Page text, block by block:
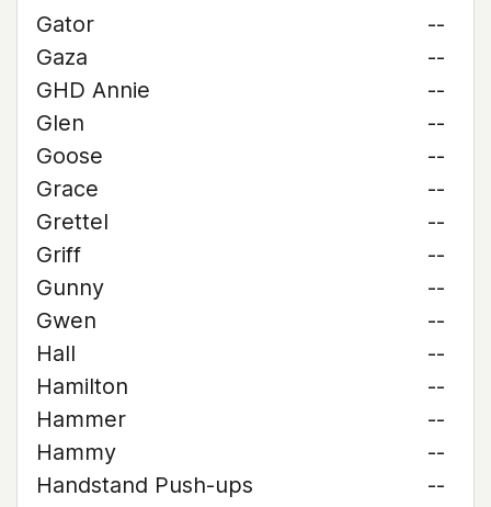
Gator
--
Gaza
--
GHD Annie
--
Glen
--
Goose
--
Grace
--
Grettel
--
Griff
--
Gunny
--
Gwen
--
Hall
--
Hamilton
--
Hammer
--
Hammy
--
Handstand Push-ups
--